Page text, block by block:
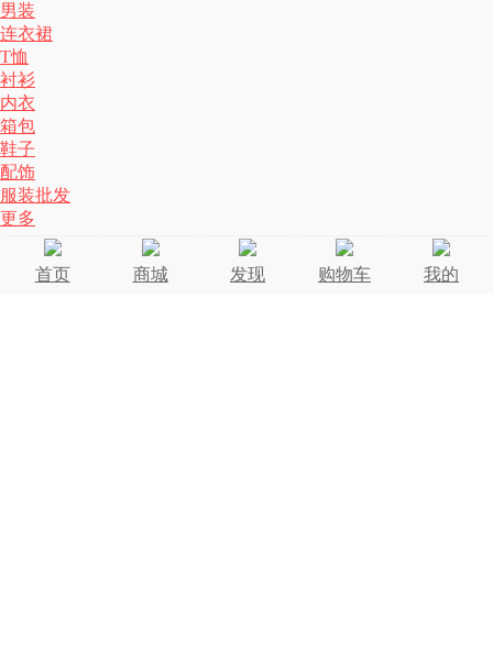
男装
连衣裙
T恤
衬衫
内衣
箱包
鞋子
配饰
服装批发
更多
首页 商城 发现 购物车 我的